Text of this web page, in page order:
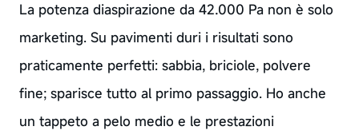
La potenza diaspirazione da 42.000 Pa non è solo
marketing. Su pavimenti duri i risultati sono
praticamente perfetti: sabbia, briciole, polvere
fine; sparisce tutto al primo passaggio. Ho anche
un tappeto a pelo medio e le prestazioni